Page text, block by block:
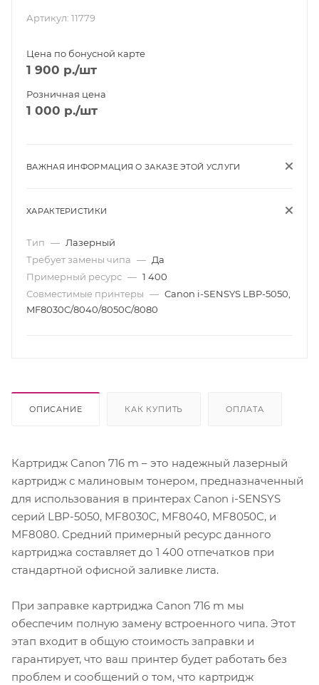
Артикул: 11779
Цена по бонусной карте
1 900 р./шт
Розничная цена
1 000 р./шт
ВАЖНАЯ ИНФОРМАЦИЯ О ЗАКАЗЕ ЭТОЙ УСЛУГИ
ХАРАКТЕРИСТИКИ
Тип — Лазерный
Требует замены чипа — Да
Примерный ресурс — 1 400
Совместимые принтеры — Canon i-SENSYS LBP-5050,
MF8030C/8040/8050C/8080
ОПИСАНИЕ КАК КУПИТЬ ОПЛАТА
Картридж Canon 716 m – это надежный лазерный
картридж с малиновым тонером, предназначенный
для использования в принтерах Canon i-SENSYS
серий LBP-5050, MF8030C, MF8040, MF8050C, и
MF8080. Средний примерный ресурс данного
картриджа составляет до 1 400 отпечатков при
стандартной офисной заливке листа.
При заправке картриджа Canon 716 m мы
обеспечим полную замену встроенного чипа. Этот
этап входит в общую стоимость заправки и
гарантирует, что ваш принтер будет работать без
проблем и сообщений о том, что картридж